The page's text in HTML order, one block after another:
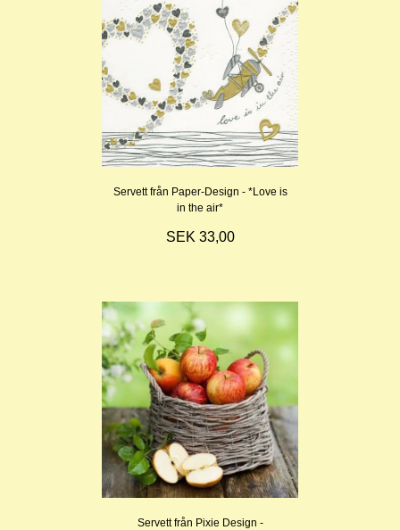
Servett från Paper-Design - *Love is
in the air*
SEK 33,00
Servett från Pixie Design -